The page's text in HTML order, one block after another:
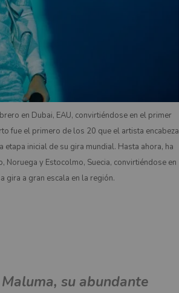
en Dubai, EAU, convirtiéndose en el primer
fue el primero de los 20 que el artista encabeza
inicial de su gira mundial. Hasta ahora, ha
Noruega y Estocolmo, Suecia, convirtiéndose en
gira a gran escala en la región.
su abundante